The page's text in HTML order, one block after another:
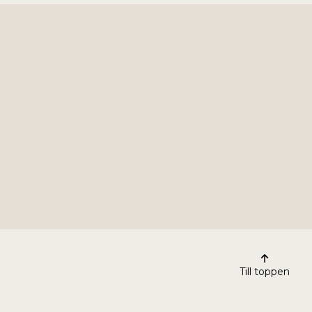
Till toppen